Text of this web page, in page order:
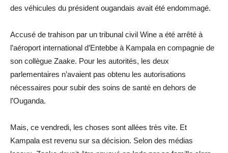
des véhicules du président ougandais avait été endommagé.
Accusé de trahison par un tribunal civil Wine a été arrêté à
l’aéroport international d’Entebbe à Kampala en compagnie de
son collègue Zaake. Pour les autorités, les deux
parlementaires n’avaient pas obtenu les autorisations
nécessaires pour subir des soins de santé en dehors de
l’Ouganda.
Mais, ce vendredi, les choses sont allées très vite. Et
Kampala est revenu sur sa décision. Selon des médias